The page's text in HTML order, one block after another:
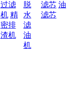
过滤
机 精
密排
渣机
脱
水
滤
油
机
滤芯 油
滤芯